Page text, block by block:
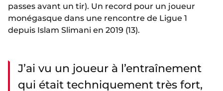
passes avant un tir). Un record pour un joueur
monégasque dans une rencontre de Ligue 1
depuis Islam Slimani en 2019 (13).
J’ai vu un joueur à l’entraînement
qui était techniquement très fort,